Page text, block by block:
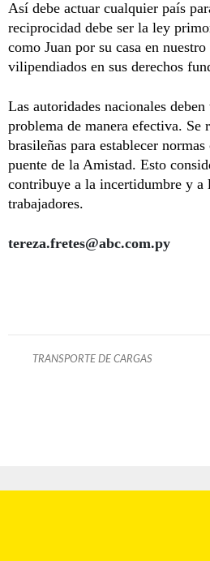
Así debe actuar cualquier país
reciprocidad debe ser la ley
como Juan por su casa en
vilipendiados en sus derechos
Las autoridades nacionales
problema de manera efectiva. Se
brasileñas para establecer
puente de la Amistad. Esto
contribuye a la incertidumbre y a
trabajadores.
tereza.fretes@abc.com.py
TRANSPORTE DE CARGAS